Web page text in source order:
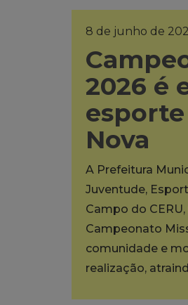
8 de junho de
2026 é
Nova
A Prefeitura
Juventude,
Campo do
Campeonato
comunidade e
realização,